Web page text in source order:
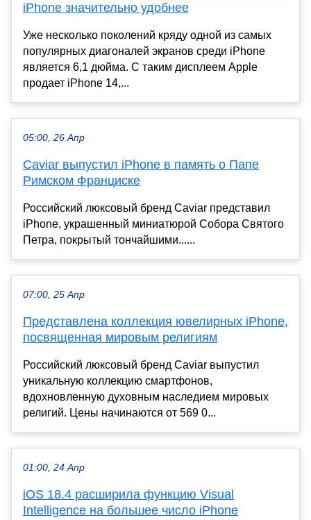
iPhone значительно удобнее
Уже несколько поколений кряду одной из самых
популярных диагоналей экранов среди iPhone
является 6,1 дюйма. С таким дисплеем Apple
продает iPhone 14,...
05:00, 26 Апр
Caviar выпустил iPhone в память о Папе
Римском Франциске
Российский люксовый бренд Caviar представил
iPhone, украшенный миниатюрой Собора Святого
Петра, покрытый тончайшими......
07:00, 25 Апр
Представлена коллекция ювелирных iPhone,
посвященная мировым религиям
Российский люксовый бренд Caviar выпустил
уникальную коллекцию смартфонов,
вдохновленную духовным наследием мировых
религий. Цены начинаются от 569 0...
01:00, 24 Апр
iOS 18.4 расширила функцию Visual
Intelligence на большее число iPhone